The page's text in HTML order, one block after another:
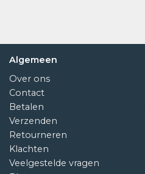
Algemeen
Over ons
Contact
Betalen
Verzenden
Retourneren
Klachten
Veelgestelde vragen